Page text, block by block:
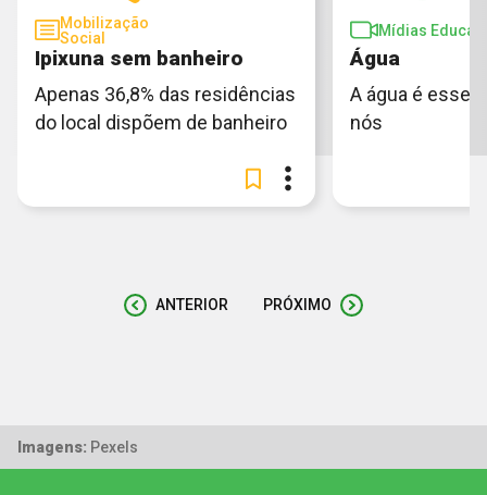
Mobilização
Social
Ipixuna sem banheiro
Apenas 36,8% das residências
do local dispõem de banheiro
Mídias
Água
A água é
nós
ANTERIOR PRÓXIMO
Imagens: Pexels